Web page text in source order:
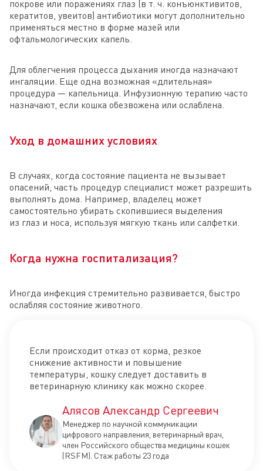
покрове или поражениях глаз (в т. ч. конъюнктивитов,
кератитов, увеитов) антибиотики могут дополнительно
применяться местно в форме мазей или
офтальмологических капель.
Для облегчения процесса дыхания иногда назначают
ингаляции. Еще одна возможная «длительная»
процедура — капельница. Инфузионную терапию часто
назначают, если кошка обезвожена или ослаблена.
Уход в домашних условиях
В случаях, когда состояние пациента не вызывает
опасений, часть процедур специалист может разрешить
выполнять дома. Например, владелец может
самостоятельно убирать скопившиеся выделения
из глаз и носа, используя мягкую ткань или салфетки.
Когда нужна госпитализация?
Иногда инфекция стремительно развивается, быстро
ослабляя состояние животного.
Если происходит отказ от корма, резкое
снижение активности и повышение
температуры, кошку следует доставить в
ветеринарную клинику как можно скорее.
Алясов Александр Сергеевич
Менеджер по научной коммуникации
цифрового направления, ветеринарный врач,
член Российского общества медицины кошек
(RSFM). Стаж работы 23 года